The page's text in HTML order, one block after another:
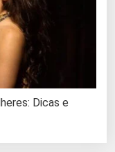
Dicas e